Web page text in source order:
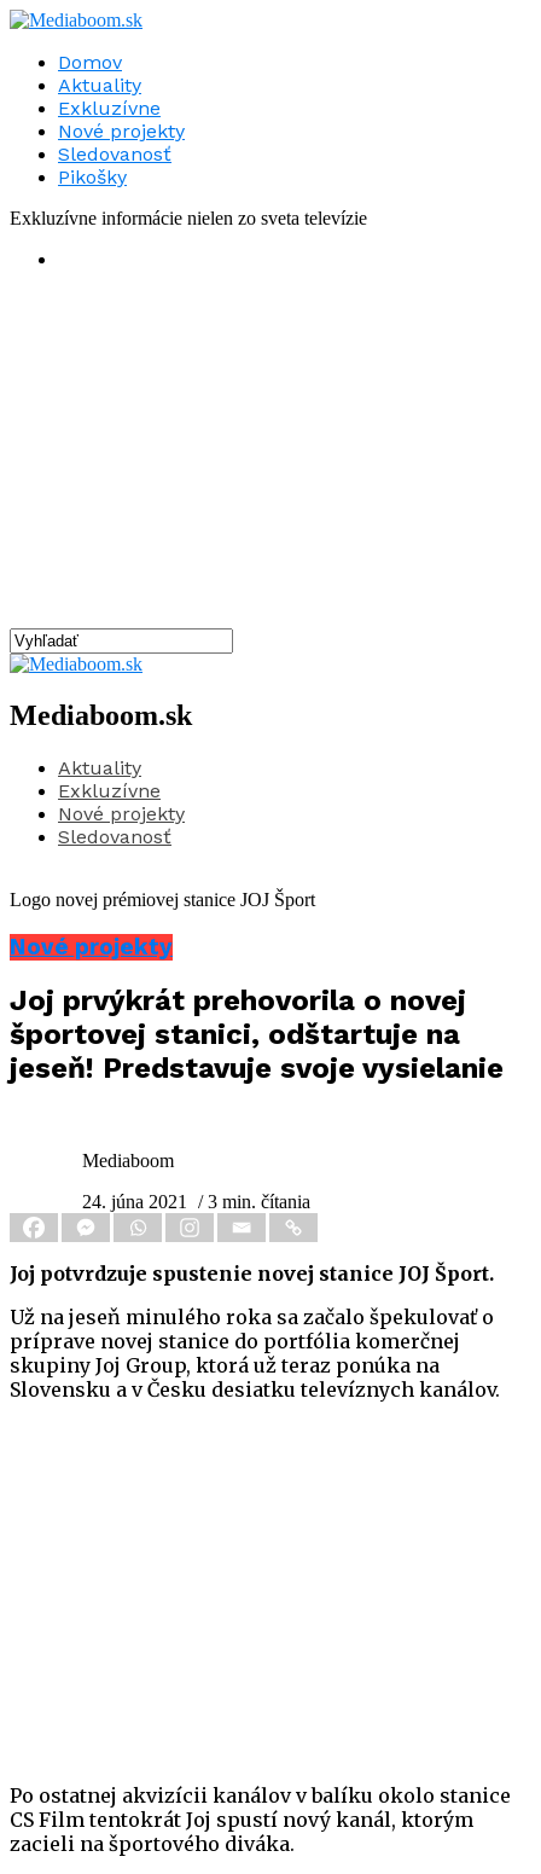
Domov
Aktuality
Exkluzívne
Nové projekty
Sledovanosť
Pikošky
Exkluzívne informácie nielen zo sveta televízie
Mediaboom.sk
Aktuality
Exkluzívne
Nové projekty
Sledovanosť
Logo novej prémiovej stanice JOJ Šport
Nové projekty
Joj prvýkrát prehovorila o novej
športovej stanici, odštartuje na
jeseň! Predstavuje svoje vysielanie
Mediaboom
24. júna 2021
/ 3 min. čítania
Joj potvrdzuje spustenie novej stanice JOJ Šport.
Už na jeseň minulého roka sa začalo špekulovať o
príprave novej stanice do portfólia komerčnej
skupiny Joj Group, ktorá už teraz ponúka na
Slovensku a v Česku desiatku televíznych kanálov.
Po ostatnej akvizícii kanálov v balíku okolo stanice
CS Film tentokrát Joj spustí nový kanál, ktorým
zacieli na športového diváka.